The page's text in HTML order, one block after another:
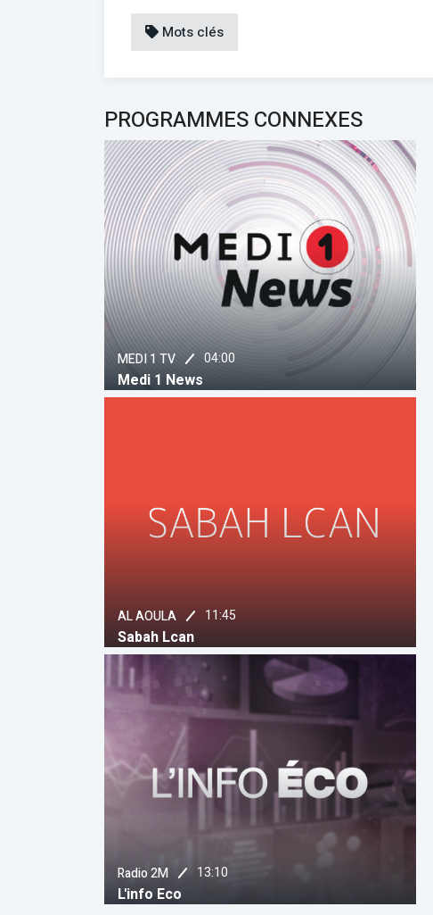
Mots clés
PROGRAMMES CONNEXES
MEDI 1 TV 04:00
Medi 1 News
AL AOULA 11:45
Sabah Lcan
Radio 2M 13:10
L'info Eco